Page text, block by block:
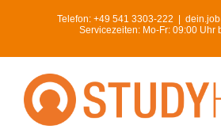
Telefon: +49 541 3303-222
Servicezeiten: Mo-Fr: 09:00 Uhr